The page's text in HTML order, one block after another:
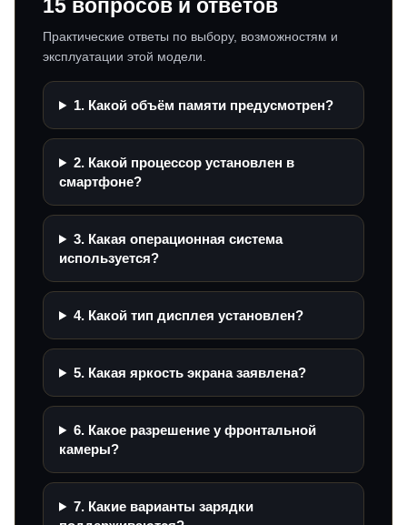
15 вопросов и ответов
Практические ответы по выбору, возможностям и
эксплуатации этой модели.
1. Какой объём памяти предусмотрен?
2. Какой процессор установлен в
смартфоне?
3. Какая операционная система
используется?
4. Какой тип дисплея установлен?
5. Какая яркость экрана заявлена?
6. Какое разрешение у фронтальной
камеры?
7. Какие варианты зарядки